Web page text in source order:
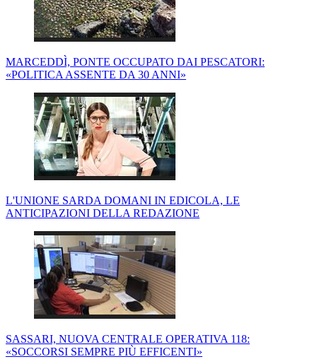
MARCEDDÌ, PONTE OCCUPATO DAI PESCATORI:
«POLITICA ASSENTE DA 30 ANNI»
L'UNIONE SARDA DOMANI IN EDICOLA, LE
ANTICIPAZIONI DELLA REDAZIONE
SASSARI, NUOVA CENTRALE OPERATIVA 118:
«SOCCORSI SEMPRE PIÙ EFFICENTI»